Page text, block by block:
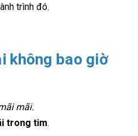
trình đó.
không bao giờ
mãi.
trong tim.